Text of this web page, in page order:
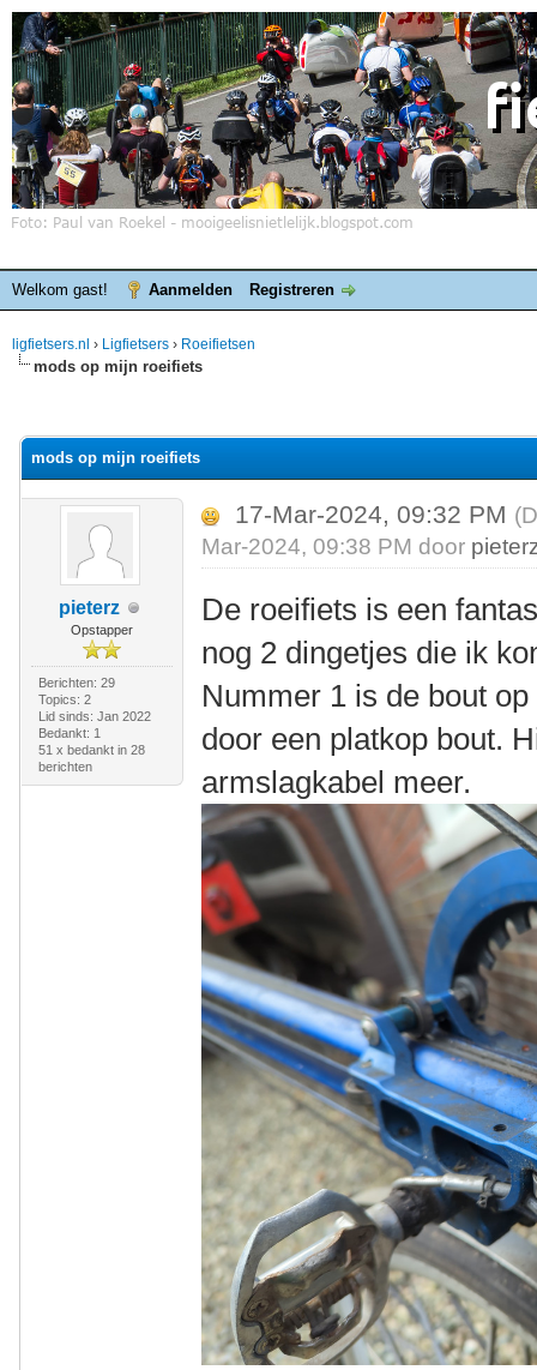
Welkom gast! Aanmelden Registreren
ligfietsers.nl › Ligfietsers › Roeifietsen
mods op mijn roeifiets
mods op mijn roeifiets
pieterz
Opstapper
Berichten: 29
Topics: 2
Lid sinds: Jan 2022
Bedankt: 1
51 x bedankt in 28
berichten
17-Mar-2024, 09:32 PM
Mar-2024, 09:38 PM door
De roeifiets is een
nog 2 dingetjes die ik
Nummer 1 is de bout
door een platkop bout.
armslagkabel meer.